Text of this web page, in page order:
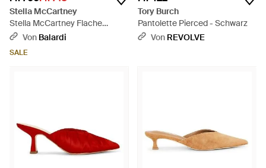
Stella McCartney
Stella McCartney Flache
Schuhe Schwarz - Blau
Von Balardi
SALE
Tory Burch
Pantolette Pierced - Schwarz
Von REVOLVE